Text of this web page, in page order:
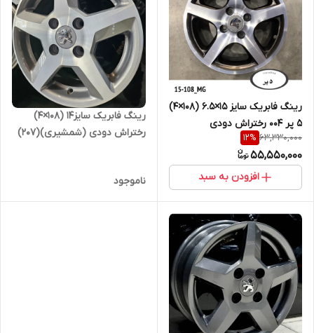
رینگ فابریک سایز ۱۵×۶.۵ (۱۰۸×۴)
۵ پر ۰۰۴ رختراش دودی
63,330,000
12%
55,550,000
افزودن به سبد
رینگ فابریک سایز۱۴ (۱۰۸×۴)
رختراش دودی (شمشیری)(۲۰۷)
ناموجود